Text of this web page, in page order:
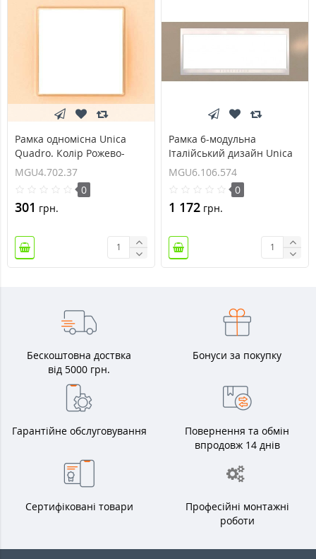
Рамка одномісна Unica
Quadro. Колір Рожево-
перловий MGU4.702.37
MGU4.702.37
0
301 грн.
Рамка 6-модульна
Італійський дизайн Unica
Plus. Колір Коричневий
MGU6.106.574
MGU6.106.574
0
1 172 грн.
Бескоштовна доствка
від 5000 грн.
Бонуси за покупку
Гарантійне обслуговування
Повернення та обмін
впродовж 14 днів
Сертифіковані товари
Професійні монтажні
роботи